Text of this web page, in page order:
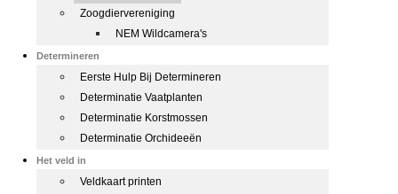
Zoogdiervereniging
NEM Wildcamera's
Determineren
Eerste Hulp Bij Determineren
Determinatie Vaatplanten
Determinatie Korstmossen
Determinatie Orchideeën
Het veld in
Veldkaart printen